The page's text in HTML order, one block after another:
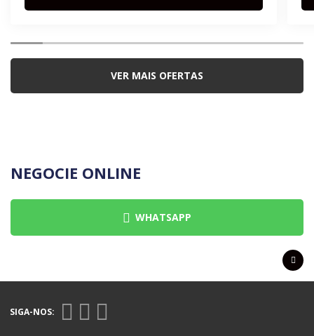
VER MAIS OFERTAS
NEGOCIE ONLINE
WHATSAPP
SIGA-NOS: